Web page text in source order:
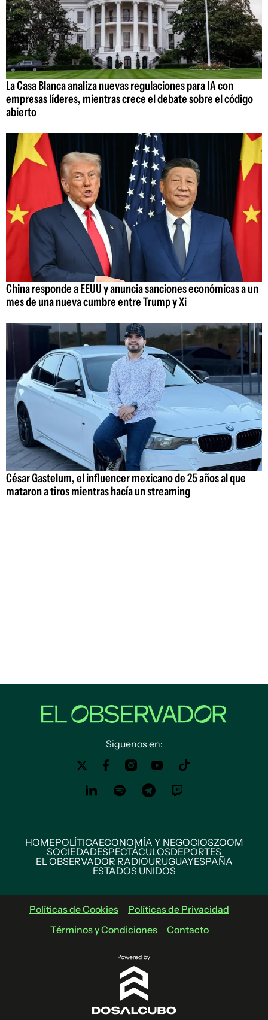
La Casa Blanca analiza nuevas regulaciones para IA con
empresas líderes, mientras crece el debate sobre el código
abierto
China responde a EEUU y anuncia sanciones económicas a un
mes de una nueva cumbre entre Trump y Xi
César Gastelum, el influencer mexicano de 25 años al que
mataron a tiros mientras hacía un streaming
Siguenos en:
HOMEPOLÍTICAECONOMÍA Y NEGOCIOSZOOM
SOCIEDADESPECTÁCULOSDEPORTES
EL OBSERVADOR RADIOURUGUAYESPAÑA
ESTADOS UNIDOS
Políticas de Cookies
Políticas de Privacidad
Términos y Condiciones
Contacto